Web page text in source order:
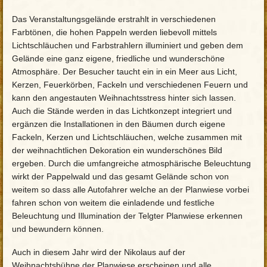
Das Veranstaltungsgelände erstrahlt in verschiedenen
Farbtönen, die hohen Pappeln werden liebevoll mittels
Lichtschläuchen und Farbstrahlern illuminiert und geben dem
Gelände eine ganz eigene, friedliche und wunderschöne
Atmosphäre. Der Besucher taucht ein in ein Meer aus Licht,
Kerzen, Feuerkörben, Fackeln und verschiedenen Feuern und
kann den angestauten Weihnachtsstress hinter sich lassen.
Auch die Stände werden in das Lichtkonzept integriert und
ergänzen die Installationen in den Bäumen durch eigene
Fackeln, Kerzen und Lichtschläuchen, welche zusammen mit
der weihnachtlichen Dekoration ein wunderschönes Bild
ergeben. Durch die umfangreiche atmosphärische Beleuchtung
wirkt der Pappelwald und das gesamt Gelände schon von
weitem so dass alle Autofahrer welche an der Planwiese vorbei
fahren schon von weitem die einladende und festliche
Beleuchtung und Illumination der Telgter Planwiese erkennen
und bewundern können.
Auch in diesem Jahr wird der Nikolaus auf der